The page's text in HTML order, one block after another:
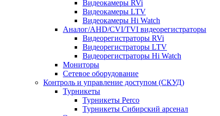
Видеокамеры RVi
Видеокамеры LTV
Видеокамеры Hi Watch
Аналог/AHD/CVI/TVI видеорегистраторы
Видеорегистраторы RVi
Видеорегистраторы LTV
Видеорегистраторы Hi Watch
Мониторы
Сетевое оборудование
Контроль и управление доступом (СКУД)
Турникеты
Турникеты Perco
Турникеты Сибирский арсенал